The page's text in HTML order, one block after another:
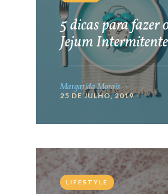
5 dicas para fazer
Jejum Intermitente
Margarida Morais
25 DE JULHO, 2019
LIFESTYLE